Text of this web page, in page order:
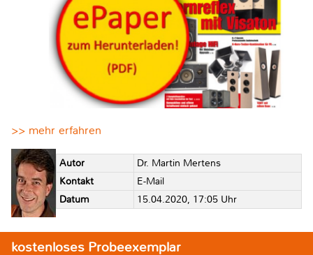
>> mehr erfahren
Autor
Dr. Martin Mertens
Kontakt
E-Mail
Datum
15.04.2020, 17:05 Uhr
kostenloses Probeexemplar